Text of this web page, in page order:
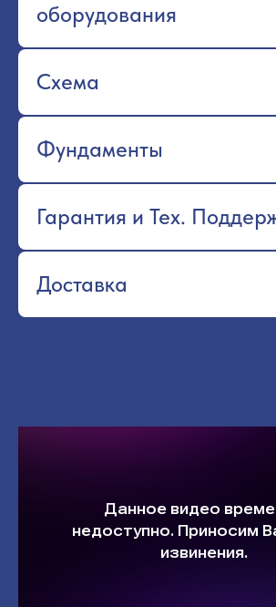
оборудования
Схема
Фундаменты
Гарантия и Тех.
Доставка